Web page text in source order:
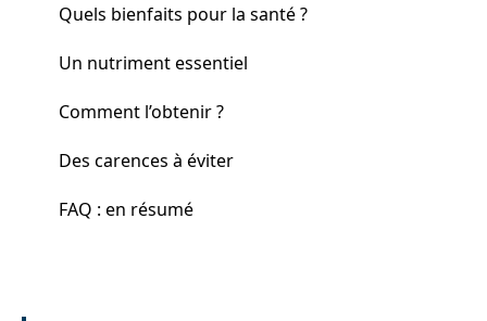
Quels bienfaits pour la santé ?
Un nutriment essentiel
Comment l’obtenir ?
Des carences à éviter
FAQ : en résumé